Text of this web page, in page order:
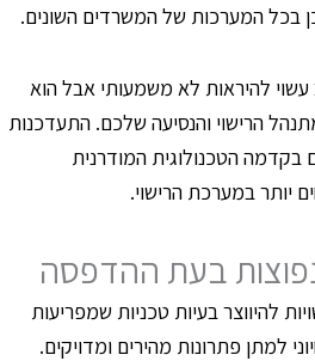
בכל המערכות של המשרדים השונים.
עשוי להיראות לא משמעותי אבל הוא
הרישוי והנסיעה שלכם. התעדכנות
הטכנולוגית המודרנית
יותר במערכת הרישוי.
בעת ההדפסה
להיווצר בעיות טכניות שמפריעות
למתן פתרונות מהירים ומדויקים.